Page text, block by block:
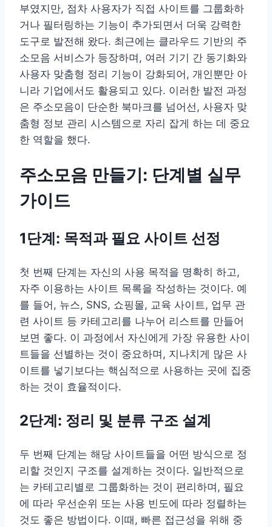
부였지만, 점차 사용자가 직접 사이트를 그룹화하
거나 필터링하는 기능이 추가되면서 더욱 강력한
도구로 발전해 왔다. 최근에는 클라우드 기반의 주
소모음 서비스가 등장하며, 여러 기기 간 동기화와
사용자 맞춤형 정리 기능이 강화되어, 개인뿐만 아
니라 기업에서도 활용되고 있다. 이러한 발전 과정
은 주소모음이 단순한 북마크를 넘어선, 사용자 맞
춤형 정보 관리 시스템으로 자리 잡게 하는 데 중요
한 역할을 했다.
주소모음 만들기: 단계별 실무
가이드
1단계: 목적과 필요 사이트 선정
첫 번째 단계는 자신의 사용 목적을 명확히 하고,
자주 이용하는 사이트 목록을 작성하는 것이다. 예
를 들어, 뉴스, SNS, 쇼핑몰, 교육 사이트, 업무 관
련 사이트 등 카테고리를 나누어 리스트를 만들어
보면 좋다. 이 과정에서 자신에게 가장 유용한 사이
트들을 선별하는 것이 중요하며, 지나치게 많은 사
이트를 넣기보다는 핵심적으로 사용하는 곳에 집중
하는 것이 효율적이다.
2단계: 정리 및 분류 구조 설계
두 번째 단계는 해당 사이트들을 어떤 방식으로 정
리할 것인지 구조를 설계하는 것이다. 일반적으로
는 카테고리별로 그룹화하는 것이 편리하며, 필요
에 따라 우선순위 또는 사용 빈도에 따라 정렬하는
것도 좋은 방법이다. 이때, 빠른 접근성을 위해 중